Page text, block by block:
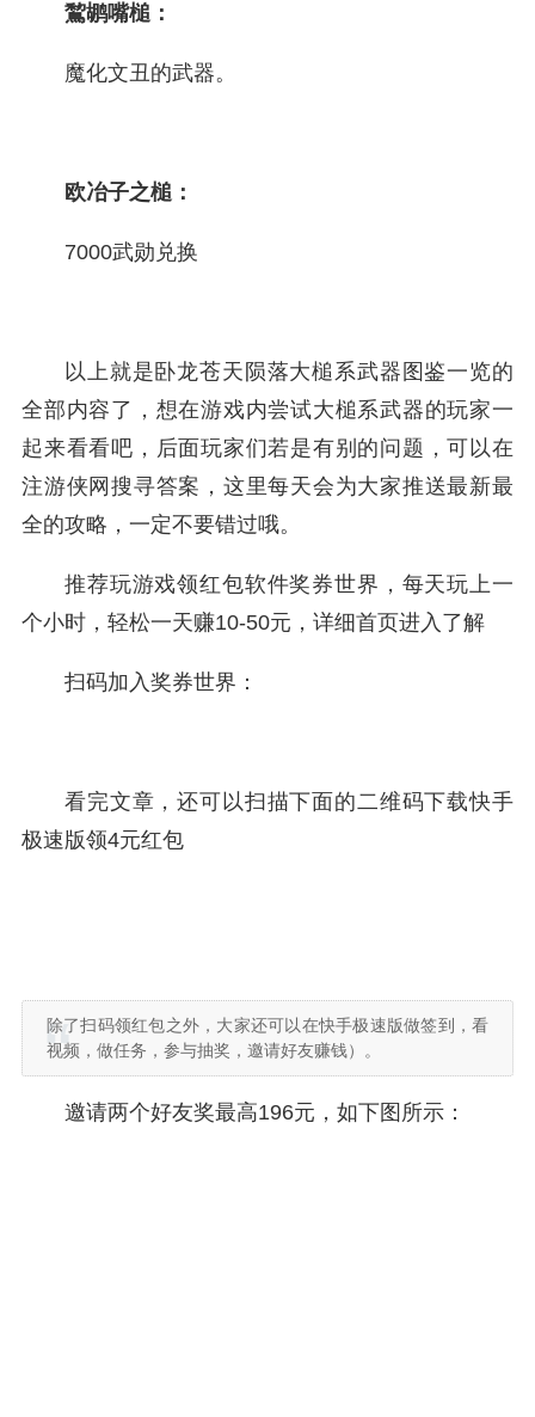
鵹鹕嘴槌：
魔化文丑的武器。
欧冶子之槌：
7000武勋兑换
以上就是卧龙苍天陨落大槌系武器图鉴一览的
全部内容了，想在游戏内尝试大槌系武器的玩家一
起来看看吧，后面玩家们若是有别的问题，可以在
注游侠网搜寻答案，这里每天会为大家推送最新最
全的攻略，一定不要错过哦。
推荐玩游戏领红包软件奖券世界，每天玩上一
个小时，轻松一天赚10-50元，详细首页进入了解
扫码加入奖券世界：
看完文章，还可以扫描下面的二维码下载快手
极速版领4元红包
除了扫码领红包之外，大家还可以在快手极速版做签到，看
视频，做任务，参与抽奖，邀请好友赚钱）。
邀请两个好友奖最高196元，如下图所示：